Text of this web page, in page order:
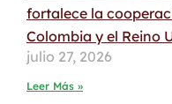
fortalece la
Colombia y el Reino
julio 27, 2026
Leer Más »